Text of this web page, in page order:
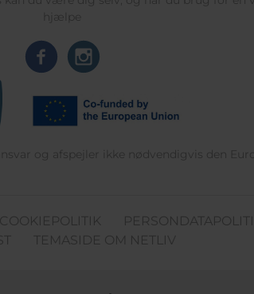
hjælpe
og afspejler ikke nødvendigvis den
COOKIEPOLITIK
TEMASIDE OM NETLIV